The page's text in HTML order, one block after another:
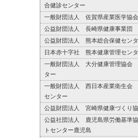
合健診センター
一般財団法人 佐賀県産業医学協会
公益財団法人 長崎県健康事業団
公益財団法人 熊本総合保健セン
日本赤十字社 熊本健康管理セン
一般財団法人 大分健康管理協会
ター
一般財団法人 西日本産業衛生会
センター
公益財団法人 宮崎県健康づくり
公益社団法人 鹿児島県労働基準
トセンター鹿児島